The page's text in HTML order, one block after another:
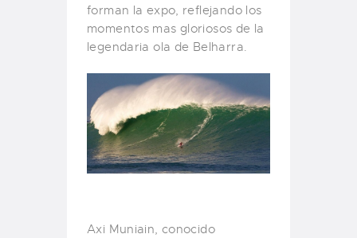
forman la expo, reflejando los
momentos mas gloriosos de la
legendaria ola de Belharra.
Axi Muniain, conocido